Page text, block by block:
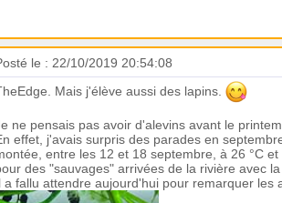
le : 22/10/2019 20:54:08
Mais j'élève aussi des lapins.
ne pensais pas avoir d'alevins avant le
effet, j'avais surpris des parades en
entre les 12 et 18 septembre, à 26 °C
des "sauvages" arrivées de la rivière avec la
a fallu attendre aujourd'hui pour remarquer les